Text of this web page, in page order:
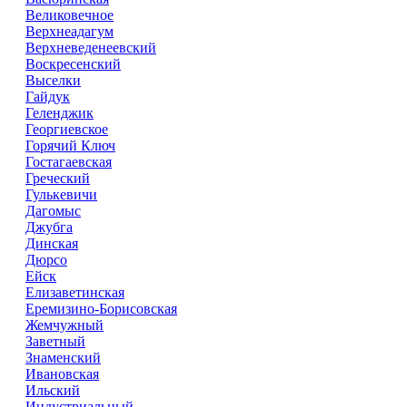
Великовечное
Верхнеадагум
Верхневеденеевский
Воскресенский
Выселки
Гайдук
Геленджик
Георгиевское
Горячий Ключ
Гостагаевская
Греческий
Гулькевичи
Дагомыс
Джубга
Динская
Дюрсо
Ейск
Елизаветинская
Еремизино-Борисовская
Жемчужный
Заветный
Знаменский
Ивановская
Ильский